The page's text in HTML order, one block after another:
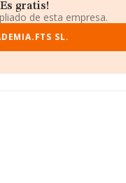
encuentra en Calle
Melilla.
27.784 empresas, a nivel
en la base de datos
gratis!
de esta empresa.
SL.